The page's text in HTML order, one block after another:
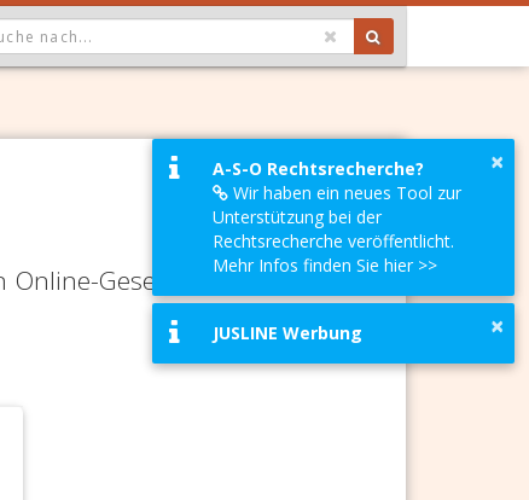
GEWÄHLTER WERT IST ALLE
Gesetze-Services und
×
A-S-O Rechtsrecherche?
Wir haben ein neues Tool zur
Unterstützung bei der
Rechtsrecherche veröffentlicht.
Mehr Infos finden Sie hier >>
×
JUSLINE Werbung